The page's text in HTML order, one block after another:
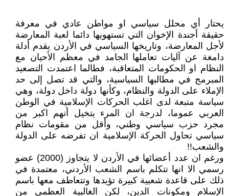
يحتار أي محلل سياسي او مواطن عادي في معرفة
حقيقة أجندة الإخوان التي تستهويها دائما لعبة المعارضة
لأجل المعارضة، وتاريخها السياسي في الأردن يقدم أدلة
دامغة عن آليات تعاملها الجامد في معظم الأحيان مع
النظام او الحكومات المتعاقبة، فطالما اعتمدت التصعيد
المبرمج في مطالبها السياسية، والتي قد تصل إلى حد
الإملاء على الدولة والنظام، وكأنها دولة داخل دولة، وهي
سياسة متبعة لدى اغلب الحركات الإسلامية في الوطن
العربي عموما، لدرجة ان المرء يتخيل أنهم اكبر من
مجرد حزب سياسي وطني، وأقل من مقومات نظام
سياسي تحاول الحركة الإسلامية ان تفرضه على الدولة
والشعب!!
ورغم ان عدد أعضائها في الأردن لا يتجاوز (2000) عضو
رسمي الا انها تتكلم باسم الشعب الأردني، معتمدة في
ذلك على قاعدة شعبية كبيرة تؤيدها وتتعاطف معها باسم
الإسلام ومكونات الدين، لكن الغالبية العظمى من